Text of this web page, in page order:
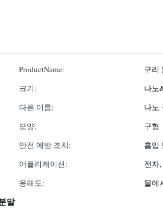
ProductName:
구리
크기:
나노
다른 이름:
나노
모양:
구형
안전 예방 조치:
흡입
어플리케이션:
전자
용해도:
물에
말